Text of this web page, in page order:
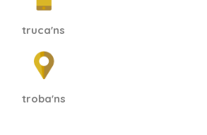
truca'ns
troba'ns